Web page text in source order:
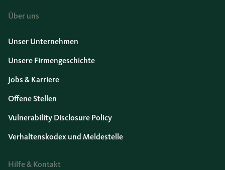
Über uns
Unser Unternehmen
Unsere Firmengeschichte
Jobs & Karriere
Offene Stellen
Vulnerability Disclosure Policy
Verhaltenskodex und Meldestelle
Hilfe & Kontakt